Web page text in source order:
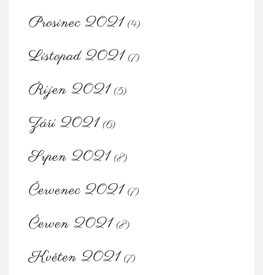
Prosinec 2021 (4)
Listopad 2021 (7)
Říjen 2021 (5)
Září 2021 (6)
Srpen 2021 (8)
Červenec 2021 (7)
Červen 2021 (8)
Květen 2021 (7)